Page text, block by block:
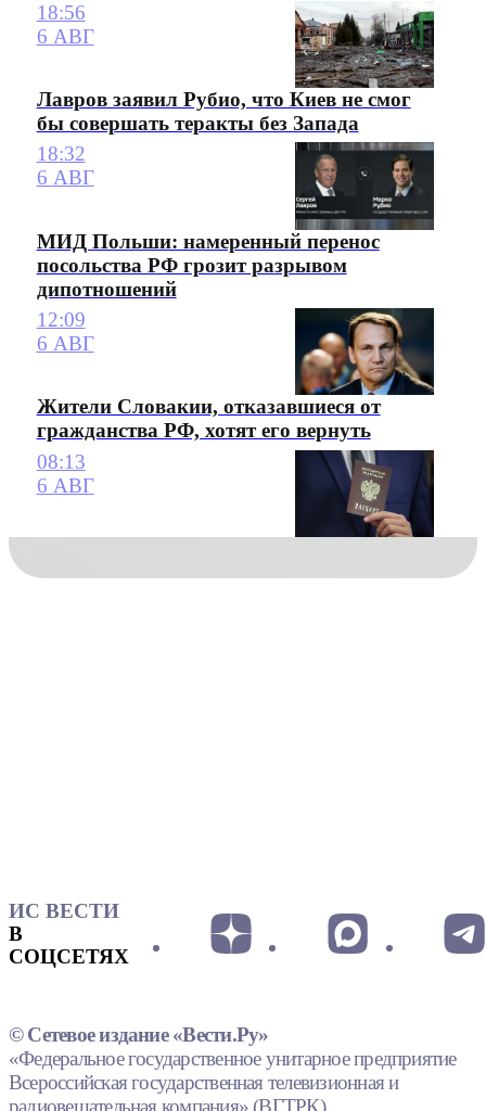
18:56
6 АВГ
Лавров заявил Рубио, что Киев не смог
бы совершать теракты без Запада
18:32
6 АВГ
МИД Польши: намеренный перенос
посольства РФ грозит разрывом
дипотношений
12:09
6 АВГ
Жители Словакии, отказавшиеся от
гражданства РФ, хотят его вернуть
08:13
6 АВГ
ИС ВЕСТИ
В
СОЦСЕТЯХ
© Сетевое издание «Вести.Ру»
«Федеральное государственное унитарное предприятие
Всероссийская государственная телевизионная и
радиовещательная компания» (ВГТРК).